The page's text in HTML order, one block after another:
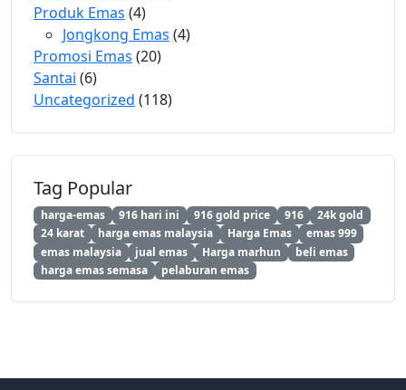
Produk Emas (4)
Jongkong Emas (4)
Promosi Emas (20)
Santai (6)
Uncategorized (118)
Tag Popular
harga-emas 916 hari ini 916 gold price 916
24k gold
24 karat
harga emas malaysia Harga Emas
emas 999
emas malaysia
jual emas Harga marhun
beli emas
harga emas semasa
pelaburan emas